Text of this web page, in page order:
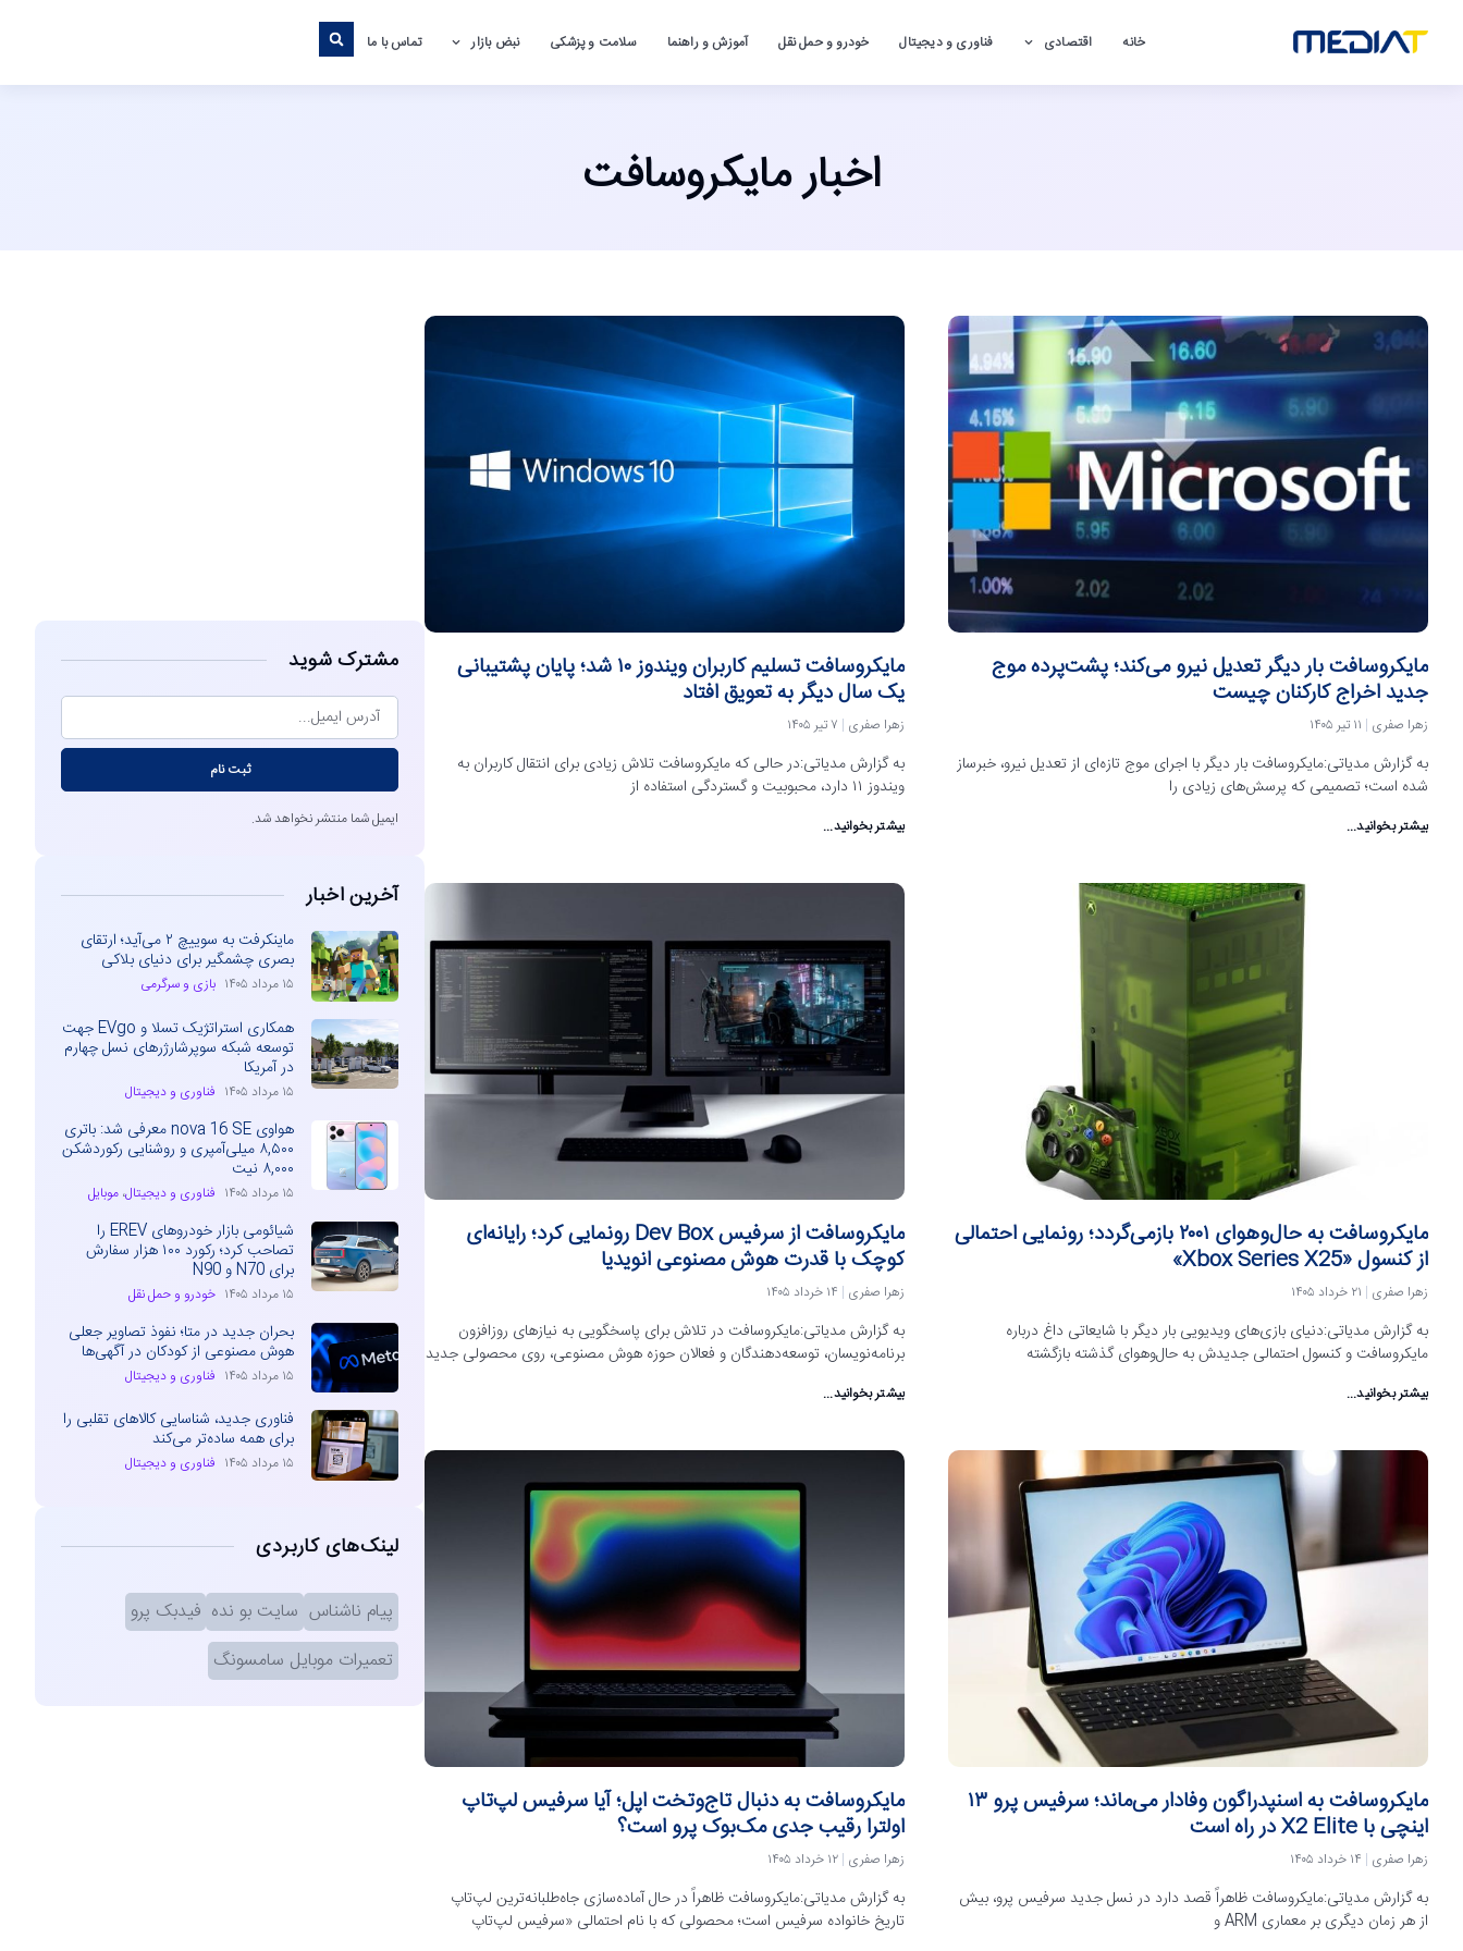
خانه اقتصادی فناوری و دیجیتال خودرو و حمل نقل آموزش و راهنما سلامت و پزشکی نبض بازار تماس با ما
اخبار مایکروسافت
مایکروسافت بار دیگر تعدیل نیرو می‌کند؛ پشت‌پرده موج
جدید اخراج کارکنان چیست
زهرا صفری ۱۱ تیر ۱۴۰۵
به گزارش مدیاتی:مایکروسافت بار دیگر با اجرای موج تازه‌ای از تعدیل نیرو، خبرساز
شده است؛ تصمیمی که پرسش‌های زیادی را
بیشتر بخوانید...
مایکروسافت تسلیم کاربران ویندوز ۱۰ شد؛ پایان پشتیبانی
یک سال دیگر به تعویق افتاد
زهرا صفری ۷ تیر ۱۴۰۵
به گزارش مدیاتی:در حالی که مایکروسافت تلاش زیادی برای انتقال کاربران به
ویندوز ۱۱ دارد، محبوبیت و گستردگی استفاده از
بیشتر بخوانید...
مایکروسافت به حال‌وهوای ۲۰۰۱ بازمی‌گردد؛ رونمایی احتمالی
از کنسول «Xbox Series X25»
زهرا صفری ۲۱ خرداد ۱۴۰۵
به گزارش مدیاتی:دنیای بازی‌های ویدیویی بار دیگر با شایعاتی داغ درباره
مایکروسافت و کنسول احتمالی جدیدش به حال‌وهوای گذشته بازگشته
بیشتر بخوانید...
مایکروسافت از سرفیس Dev Box رونمایی کرد؛ رایانه‌ای
کوچک با قدرت هوش مصنوعی انویدیا
زهرا صفری ۱۴ خرداد ۱۴۰۵
به گزارش مدیاتی:مایکروسافت در تلاش برای پاسخگویی به نیازهای روزافزون
برنامه‌نویسان، توسعه‌دهندگان و فعالان حوزه هوش مصنوعی، روی محصولی جدید
بیشتر بخوانید...
مایکروسافت به اسنپدراگون وفادار می‌ماند؛ سرفیس پرو ۱۳
اینچی با X2 Elite در راه است
زهرا صفری ۱۴ خرداد ۱۴۰۵
به گزارش مدیاتی:مایکروسافت ظاهراً قصد دارد در نسل جدید سرفیس پرو، بیش
از هر زمان دیگری بر معماری ARM و
مایکروسافت به دنبال تاج‌وتخت اپل؛ آیا سرفیس لپ‌تاپ
اولترا رقیب جدی مک‌بوک پرو است؟
زهرا صفری ۱۲ خرداد ۱۴۰۵
به گزارش مدیاتی:مایکروسافت ظاهراً در حال آماده‌سازی جاه‌طلبانه‌ترین لپ‌تاپ
تاریخ خانواده سرفیس است؛ محصولی که با نام احتمالی «سرفیس لپ‌تاپ
مشترک شوید
ثبت نام
ایمیل شما منتشر نخواهد شد.
آخرین اخبار
ماینکرفت به سوییچ ۲ می‌آید؛ ارتقای
بصری چشمگیر برای دنیای بلاکی
۱۵ مرداد ۱۴۰۵ بازی و سرگرمی
همکاری استراتژیک تسلا و EVgo جهت
توسعه شبکه سوپرشارژرهای نسل چهارم
در آمریکا
۱۵ مرداد ۱۴۰۵ فناوری و دیجیتال
هواوی nova 16 SE معرفی شد: باتری
۸,۵۰۰ میلی‌آمپری و روشنایی رکوردشکن
۸,۰۰۰ نیت
۱۵ مرداد ۱۴۰۵ فناوری و دیجیتال،موبایل
شیائومی بازار خودروهای EREV را
تصاحب کرد؛ رکورد ۱۰۰ هزار سفارش
برای N70 و N90
۱۵ مرداد ۱۴۰۵ خودرو و حمل نقل
بحران جدید در متا؛ نفوذ تصاویر جعلی
هوش مصنوعی از کودکان در آگهی‌ها
۱۵ مرداد ۱۴۰۵ فناوری و دیجیتال
فناوری جدید، شناسایی کالاهای تقلبی را
برای همه ساده‌تر می‌کند
۱۵ مرداد ۱۴۰۵ فناوری و دیجیتال
لینک‌های کاربردی
پیام ناشناس سایت بو نده فیدبک پرو
تعمیرات موبایل سامسونگ